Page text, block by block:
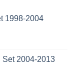
1998-2004
2004-2013